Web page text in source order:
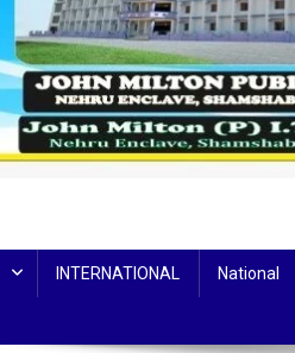
INTERNATIONAL National